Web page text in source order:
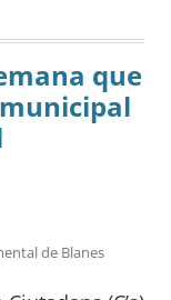
que
de Blanes